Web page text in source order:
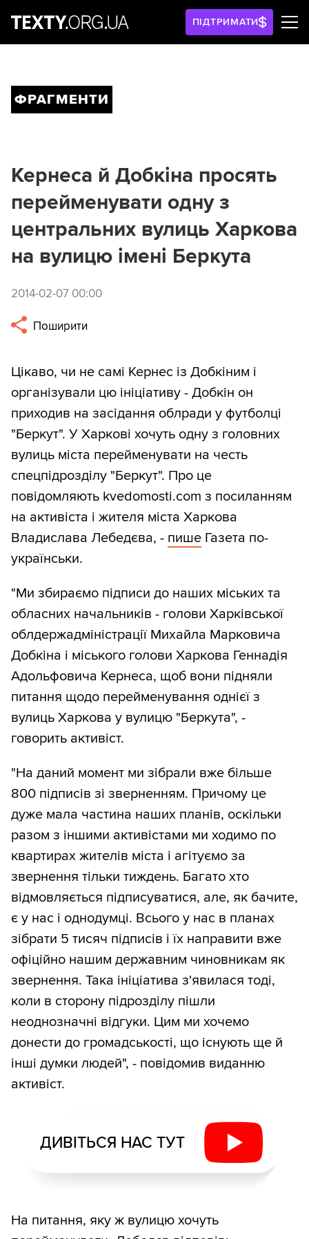
ПІДТРИМАТИ
ФРАГМЕНТИ
Кернеса й Добкіна просять
перейменувати одну з
центральних вулиць Харкова
на вулицю імені Беркута
2014-02-07 00:00
Поширити
Цікаво, чи не самі Кернес із Добкіним і
організували цю ініціативу - Добкін он
приходив на засідання облради у футболці
"Беркут". У Харкові хочуть одну з головних
вулиць міста перейменувати на честь
спецпідрозділу "Беркут". Про це
повідомляють kvedomosti.com з посиланням
на активіста і жителя міста Харкова
Владислава Лебедєва, - пише Газета по-
українськи.
"Ми збираємо підписи до наших міських та
обласних начальників - голови Харківської
облдержадміністрації Михайла Марковича
Добкіна і міського голови Харкова Геннадія
Адольфовича Кернеса, щоб вони підняли
питання щодо перейменування однієї з
вулиць Харкова у вулицю "Беркута", -
говорить активіст.
"На даний момент ми зібрали вже більше
800 підписів зі зверненням. Причому це
дуже мала частина наших планів, оскільки
разом з іншими активістами ми ходимо по
квартирах жителів міста і агітуємо за
звернення тільки тиждень. Багато хто
відмовляється підписуватися, але, як бачите,
є у нас і однодумці. Всього у нас в планах
зібрати 5 тисяч підписів і їх направити вже
офіційно нашим державним чиновникам як
звернення. Така ініціатива з'явилася тоді,
коли в сторону підрозділу пішли
неоднозначні відгуки. Цим ми хочемо
донести до громадськості, що існують ще й
інші думки людей", - повідомив виданню
активіст.
ДИВІТЬСЯ НАС ТУТ
На питання, яку ж вулицю хочуть